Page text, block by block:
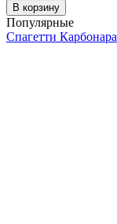
В корзину
Популярные
Спагетти Карбонара